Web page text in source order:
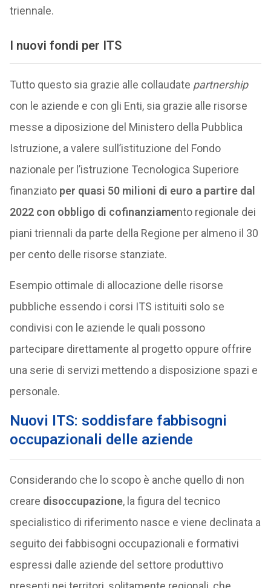
triennale.
I nuovi fondi per ITS
Tutto questo sia grazie alle collaudate partnership
con le aziende e con gli Enti, sia grazie alle risorse
messe a diposizione del Ministero della Pubblica
Istruzione, a valere sull’istituzione del Fondo
nazionale per l’istruzione Tecnologica Superiore
finanziatoper quasi 50 milioni di euro a partire dal
2022 con obbligo di cofinanziamento regionale dei
piani triennali da parte della Regione per almeno il 30
per cento delle risorse stanziate.
Esempio ottimale di allocazione delle risorse
pubbliche essendo i corsi ITS istituiti solo se
condivisi con le aziende le quali possono
partecipare direttamente al progetto oppure offrire
una serie di servizi mettendo a disposizione spazi e
personale.
Nuovi ITS: soddisfare fabbisogni
occupazionali delle aziende
Considerando che lo scopo è anche quello di non
creare disoccupazione, la figura del tecnico
specialistico di riferimento nasce e viene declinata a
seguito dei fabbisogni occupazionali e formativi
espressi dalle aziende del settore produttivo